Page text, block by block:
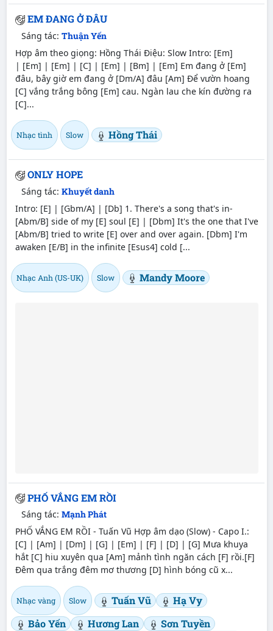
EM ĐANG Ở ĐÂU
Sáng tác: Thuận Yến
Hợp âm theo giọng: Hồng Thái Điệu: Slow Intro: [Em]
| [Em] | [Em] | [C] | [Em] | [Bm] | [Em] Em đang ở [Em]
đâu, bây giờ em đang ở [Dm/A] đâu [Am] Để vườn hoang
[C] vắng trắng bông [Em] cau. Ngàn lau che kín đường ra
[C]...
Nhạc tình Slow Hồng Thái
ONLY HOPE
Sáng tác: Khuyết danh
Intro: [E] | [Gbm/A] | [Db] 1. There's a song that's in-
[Abm/B] side of my [E] soul [E] | [Dbm] It's the one that I've
[Abm/B] tried to write [E] over and over again. [Dbm] I'm
awaken [E/B] in the infinite [Esus4] cold [...
Nhạc Anh (US-UK) Slow Mandy Moore
PHỐ VẮNG EM RỒI
Sáng tác: Mạnh Phát
PHỐ VẮNG EM RỒI - Tuấn Vũ Hợp âm dạo (Slow) - Capo I.:
[C] | [Am] | [Dm] | [G] | [Em] | [F] | [D] | [G] Mưa khuya
hắt [C] hiu xuyên qua [Am] mảnh tình ngăn cách [F] rồi.[F]
Đêm qua trắng đêm mơ thương [D] hình bóng cũ x...
Nhạc vàng Slow Tuấn Vũ
Hạ Vy
Bảo Yến
Hương Lan
Sơn Tuyền